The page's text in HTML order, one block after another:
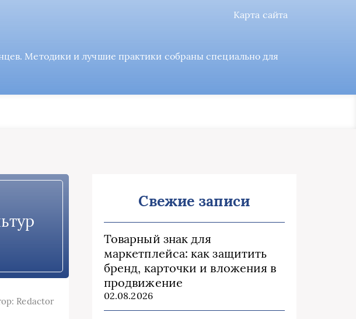
Карта сайта
Методики и лучшие практики собраны специально для
Redactor
Свежие записи
Товарный знак для
маркетплейса: как защитить
бренд, карточки и вложения в
продвижение
02.08.2026